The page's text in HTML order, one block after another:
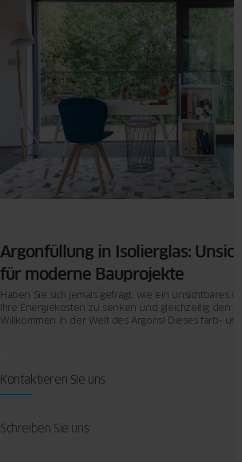
Argonfüllung in Isolierglas:
für moderne Bauprojekte
Haben Sie sich jemals gefragt, wie ein unsichtbares
Ihre Energiekosten zu senken und gleichzeitig den
Willkommen in der Welt des Argons! Dieses farb- und
Kontaktieren Sie uns
Schreiben Sie uns: